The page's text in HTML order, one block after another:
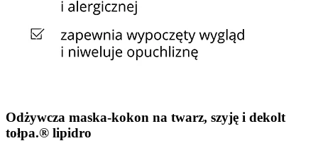
Odżywcza maska-kokon na twarz, szyję i dekolt
tołpa.® lipidro